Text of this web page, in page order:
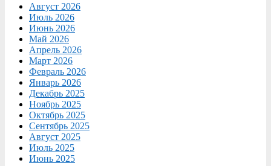
Август 2026
Июль 2026
Июнь 2026
Май 2026
Апрель 2026
Март 2026
Февраль 2026
Январь 2026
Декабрь 2025
Ноябрь 2025
Октябрь 2025
Сентябрь 2025
Август 2025
Июль 2025
Июнь 2025